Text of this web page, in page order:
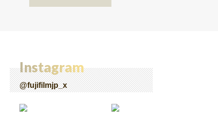
Instagram
@fujifilmjp_x